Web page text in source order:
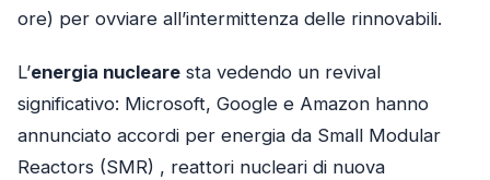
ore) per ovviare all’intermittenza delle rinnovabili.
L’energia nucleare sta vedendo un revival
significativo: Microsoft, Google e Amazon hanno
annunciato accordi per energia da Small Modular
Reactors (SMR) , reattori nucleari di nuova